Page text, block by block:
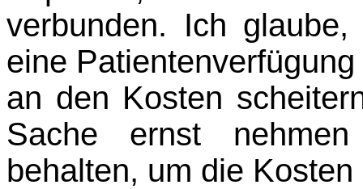
verbunden. Ich
eine
an den Kosten
Sache ernst
behalten, um die